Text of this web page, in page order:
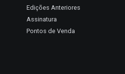
Edições Anteriores
Assinatura
Pontos de Venda